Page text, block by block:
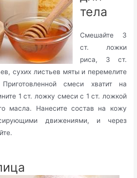
тела
Смешайте 3
ст. ложки
риса, 3 ст.
сухих листьев мяты и перемелите
смеси хватит на
1 ст. ложку смеси с 1 ст. ложкой
масла. Нанесите состав на кожу
движениями, и через